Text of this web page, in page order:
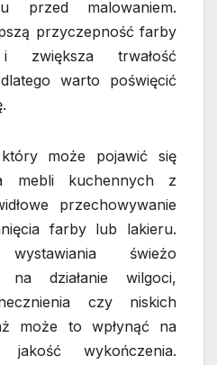
przed malowaniem.
przyczepność farby
trwałość
warto poświęcić
może pojawić się
mebli kuchennych z
przechowywanie
farby lub lakieru.
świeżo
na działanie wilgoci,
czy niskich
może to wpłynąć na
wykończenia.